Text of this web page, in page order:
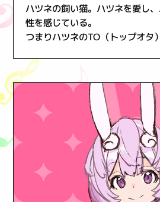
ハツネの飼い猫。ハツネを愛し
性を感じている。
つまりハツネのTO（トップオタ